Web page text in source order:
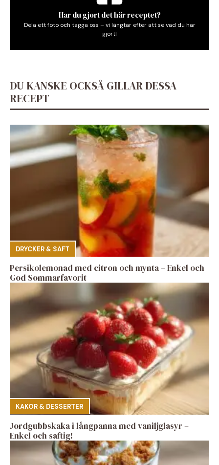
Har du gjort det här receptet?
Dela ett foto och tagga oss – vi längtar efter att se vad du har
gjort!
DU KANSKE OCKSÅ GILLAR DESSA
RECEPT
DRYCKER & SAFT
Persikolemonad med citron och mynta – Enkel och
God Sommarfavorit
KAKOR & DESSERTER
Jordgubbskaka i långpanna med vaniljglasyr –
Enkel och saftig!